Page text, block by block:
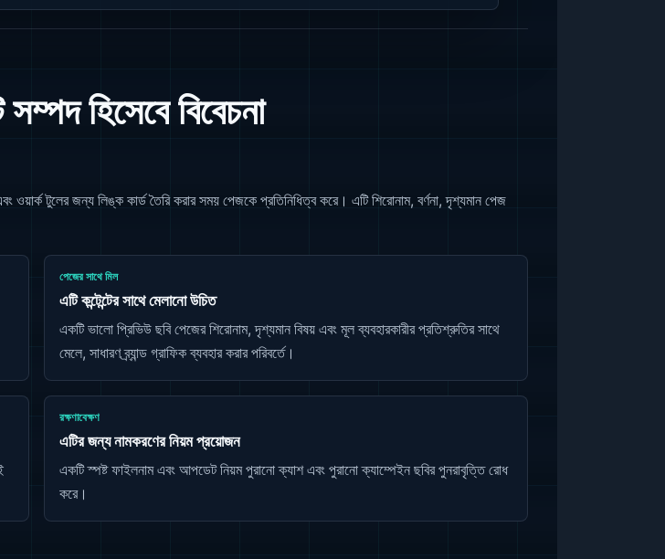
হিসেবে বিবেচনা
টুলের জন্য লিঙ্ক কার্ড তৈরি করার সময় পেজকে প্রতিনিধিত্ব করে। এটি শিরোনাম, বর্ণনা, দৃশ্যমান পেজ
পেজের সাথে মিল
এটি কন্টেন্টের সাথে মেলানো উচিত
একটি ভালো প্রিভিউ ছবি পেজের শিরোনাম, দৃশ্যমান বিষয় এবং মূল ব্যবহারকারীর প্রতিশ্রুতির সাথে
মেলে, সাধারণ ব্র্যান্ড গ্রাফিক ব্যবহার করার পরিবর্তে।
রক্ষণাবেক্ষণ
এটির জন্য নামকরণের নিয়ম প্রয়োজন
একটি স্পষ্ট ফাইলনাম এবং আপডেট নিয়ম পুরানো ক্যাশ এবং পুরানো ক্যাম্পেইন ছবির পুনরাবৃত্তি রোধ
করে।